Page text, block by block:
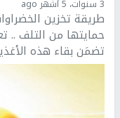
3 سنوات، 5 أشهر ago
طريقة تخزين
حمايتها من التلف
تضمَن بقاء هذه